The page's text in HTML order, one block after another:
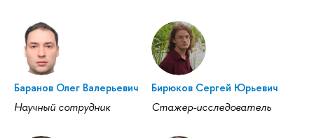
Баранов Олег Валерьевич
Научный сотрудник
Бирюков Сергей Юрьевич
Стажер-исследователь